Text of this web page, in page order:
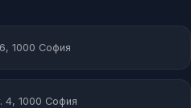
1000 София
4, 1000 София